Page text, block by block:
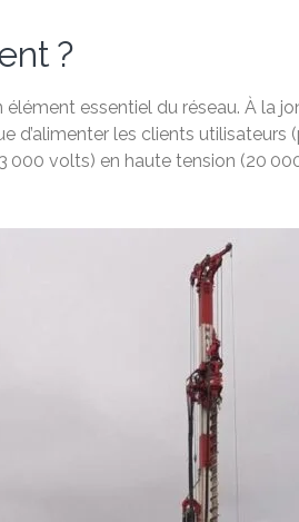
?
essentiel du réseau. À la
d’alimenter les clients utilisateurs
volts) en haute tension (20